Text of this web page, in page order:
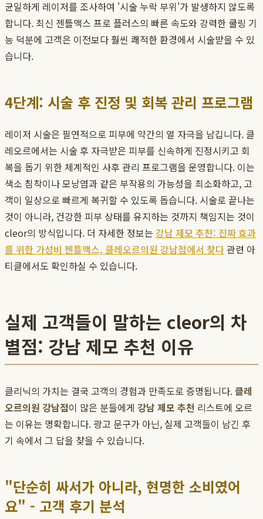
균일하게 레이저를 조사하여 '시술 누락 부위'가 발생하지 않도록
합니다. 최신 젠틀맥스 프로 플러스의 빠른 속도와 강력한 쿨링 기
능 덕분에 고객은 이전보다 훨씬 쾌적한 환경에서 시술받을 수 있
습니다.
4단계: 시술 후 진정 및 회복 관리 프로그램
레이저 시술은 필연적으로 피부에 약간의 열 자극을 남깁니다. 클
레오르에서는 시술 후 자극받은 피부를 신속하게 진정시키고 회
복을 돕기 위한 체계적인 사후 관리 프로그램을 운영합니다. 이는
색소 침착이나 모낭염과 같은 부작용의 가능성을 최소화하고, 고
객이 일상으로 빠르게 복귀할 수 있도록 돕습니다. 시술로 끝나는
것이 아니라, 건강한 피부 상태를 유지하는 것까지 책임지는 것이
cleor의 방식입니다. 더 자세한 정보는 강남 제모 추천: 진짜 효과
를 위한 가성비 젠틀맥스, 클레오르의원 강남점에서 찾다관련 아
티클에서도 확인하실 수 있습니다.
실제 고객들이 말하는 cleor의 차
별점: 강남 제모 추천 이유
클리닉의 가치는 결국 고객의 경험과 만족도로 증명됩니다.클레
오르의원 강남점이 많은 분들에게 강남 제모 추천 리스트에 오르
는 이유는 명확합니다. 광고 문구가 아닌, 실제 고객들이 남긴 후
기 속에서 그 답을 찾을 수 있습니다.
"단순히 싸서가 아니라, 현명한 소비였어
요" - 고객 후기 분석